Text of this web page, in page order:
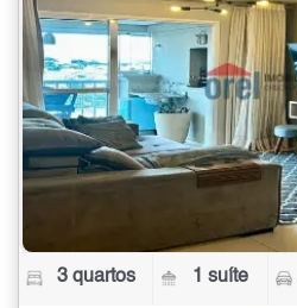
3 quartos 1 suíte